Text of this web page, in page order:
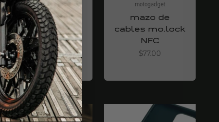
motogadget
kit de cables
mo.unit
Angebot
$73.00
motogadget
mazo de
cables mo.lock
NFC
Angebot
$77.00